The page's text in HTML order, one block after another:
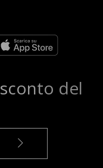
sconto del